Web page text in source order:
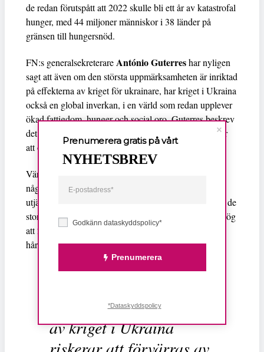
de redan förutspått att 2022 skulle bli ett år av katastrofal
hunger, med 44 miljoner människor i 38 länder på
gränsen till hungersnöd.
FN:s generalsekreterareAntónio Guterreshar nyligen
sagt att även om den största uppmärksamheten är inriktad
på effekterna av kriget för ukrainare, har kriget i Ukraina
också en global inverkan, i en värld som redan upplever
ökad fattigdom, hunger och social oro. Guterres beskrev
det som att ”vi står nu inför en perfekt storm som hotar
att ödelägga utvecklingsländernas ekonomier”.
Världen må vara mer sammansvetsad idag än vad den
någonsin har varit; samtidigt skiljer sig möjligheten att
utjämna livsvillkoren för människor markant. Flera av de
stora sädesimportörerna återfinns i Afrika. Risken är hög
att 28 miljoner människor i Östafrika drabbas extremt
hårt.
sädespriserna till följd
av kriget i Ukraina
Godkänn dataskyddspolicy*
Prenumerera
Prenumerera gratis på vårt
NYHETSBREV
*Dataskyddspolicy